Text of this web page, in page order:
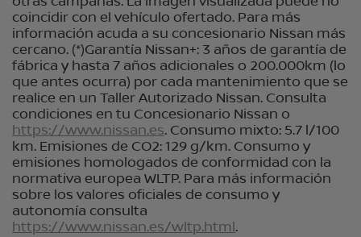
coincidir con el vehículo ofertado. Para más
información acuda a su concesionario Nissan más
cercano. (*)Garantía Nissan+: 3 años de garantía de
fábrica y hasta 7 años adicionales o 200.000km (lo
que antes ocurra) por cada mantenimiento que se
realice en un Taller Autorizado Nissan. Consulta
condiciones en tu Concesionario Nissan o
https://www.nissan.es. Consumo mixto: 5.7 l/100
km. Emisiones de CO2: 129 g/km. Consumo y
emisiones homologados de conformidad con la
normativa europea WLTP. Para más información
sobre los valores oficiales de consumo y
autonomía consulta
https://www.nissan.es/wltp.html.